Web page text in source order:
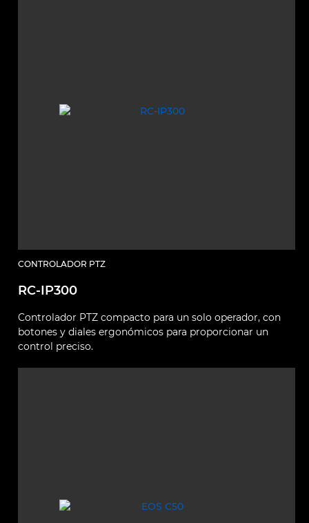
CONTROLADOR PTZ
RC-IP300
Controlador PTZ compacto para un solo operador, con
botones y diales ergonómicos para proporcionar un
control preciso.